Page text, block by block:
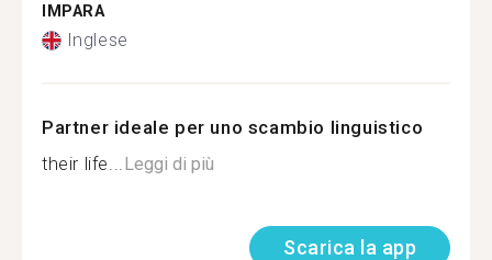
IMPARA
Inglese
Partner ideale per uno scambio linguistico
their life...Leggi di più
Scarica la app